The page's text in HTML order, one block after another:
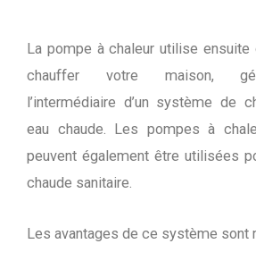
La pompe à chaleur utilise
chauffer votre maison,
l’intermédiaire d’un système de
eau chaude. Les pompes à
peuvent également être utilisées
chaude sanitaire.
Les avantages de ce système sont